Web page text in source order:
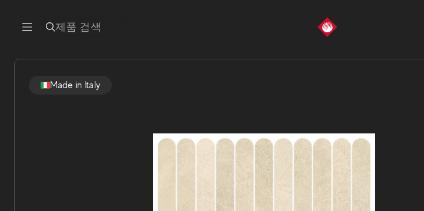
제품 검색
Made in Italy